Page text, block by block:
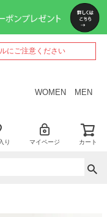
にご注意ください
WOMEN MEN
り マイページ カート
ペー
ジト
ップ
へ